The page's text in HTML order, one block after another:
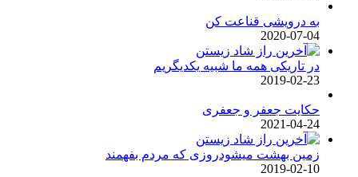
به درویشی قناعت کن
2020-07-04
در تاریکی همه ما شبیه یکدیگریم
2019-02-23
حکایت جعفر و جعفری
2021-04-24
زمین بهشت میشودروزی که مردم بفهمند
2019-02-10